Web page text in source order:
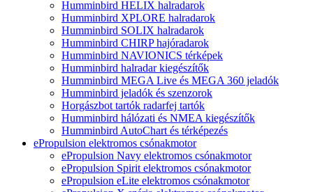
Humminbird HELIX halradarok
Humminbird XPLORE halradarok
Humminbird SOLIX halradarok
Humminbird CHIRP hajóradarok
Humminbird NAVIONICS térképek
Humminbird halradar kiegészítők
Humminbird MEGA Live és MEGA 360 jeladók
Humminbird jeladók és szenzorok
Horgászbot tartók radarfej tartók
Humminbird hálózati és NMEA kiegészítők
Humminbird AutoChart és térképezés
ePropulsion elektromos csónakmotor
ePropulsion Navy elektromos csónakmotor
ePropulsion Spirit elektromos csónakmotor
ePropulsion eLite elektromos csónakmotor